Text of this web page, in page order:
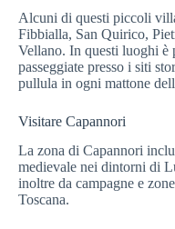
Alcuni di questi piccoli
Fibbialla, San Quirico,
Vellano. In questi luoghi è
passeggiate presso i siti
pullula in ogni mattone
Visitare Capannori
La zona di Capannori
medievale nei dintorni di
inoltre da campagne e
Toscana.